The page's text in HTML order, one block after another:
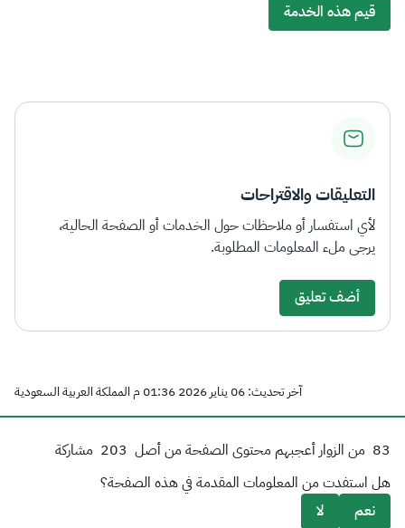
قيم هذه الخدمة
التعليقات والاقتراحات
لأي استفسار أو ملاحظات حول الخدمات أو الصفحة الحالية،
يرجى ملء المعلومات المطلوبة.
أضف تعليق
آخر تحديث: 06 يناير 2026 01:36 م المملكة العربية السعودية
83 من الزوار أعجبهم محتوى الصفحة من أصل 203 مشاركة
هل استفدت من المعلومات المقدمة في هذه الصفحة؟
نعم
لا